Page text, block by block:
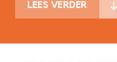
LEES VERDER